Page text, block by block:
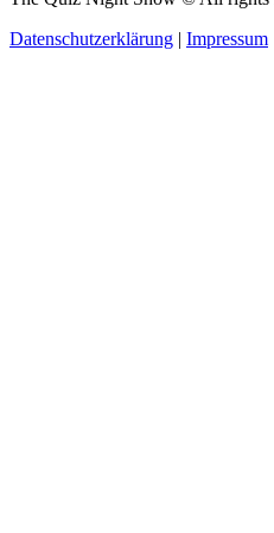
Datenschutzerklärung | Impressum